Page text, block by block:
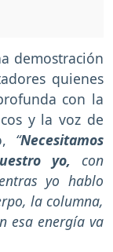
demostración
quienes
con la
y la voz de
“Necesitamos
yo, con
yo hablo
la columna,
esa energía va